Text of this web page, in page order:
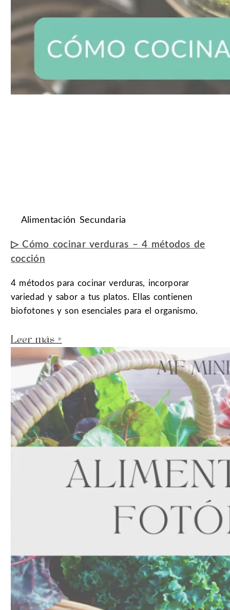
Alimentación Secundaria
▷ Cómo cocinar verduras – 4 métodos de
cocción
4 métodos para cocinar verduras, incorporar
variedad y sabor a tus platos. Ellas contienen
biofotones y son esenciales para el organismo.
Leer más »